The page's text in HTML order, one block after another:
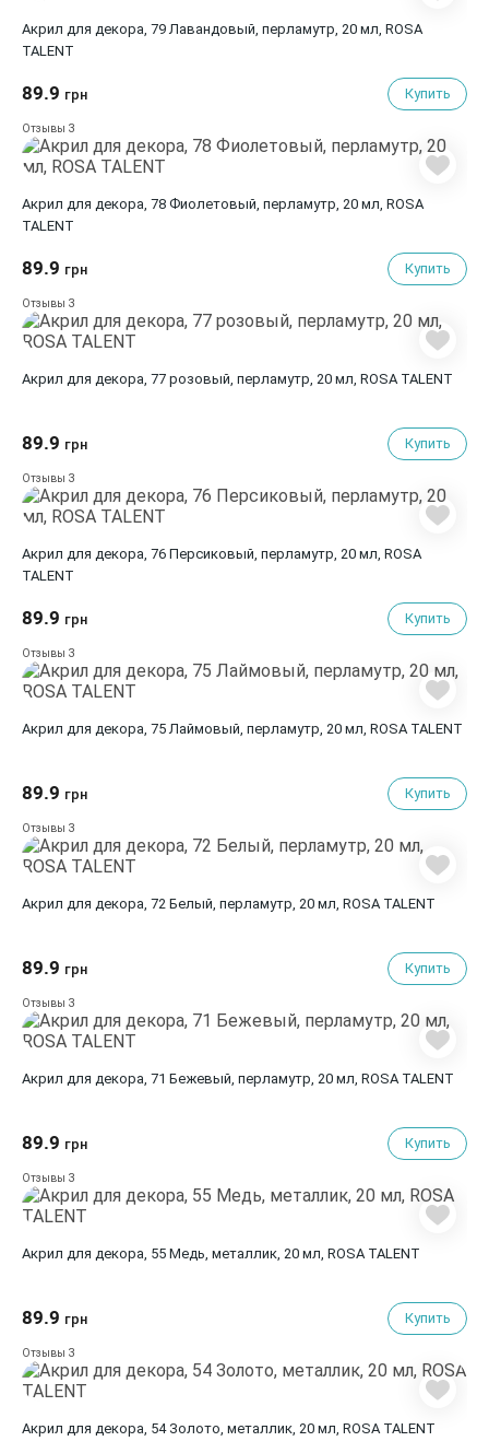
Акрил для декора, 79 Лавандовый, перламутр, 20 мл, ROSA
TALENT
89.9 грн Купить
Отзывы 3
Акрил для декора, 78 Фиолетовый, перламутр, 20 мл, ROSA
TALENT
89.9 грн Купить
Отзывы 3
Акрил для декора, 77 розовый, перламутр, 20 мл, ROSA TALENT
89.9 грн Купить
Отзывы 3
Акрил для декора, 76 Персиковый, перламутр, 20 мл, ROSA
TALENT
89.9 грн Купить
Отзывы 3
Акрил для декора, 75 Лаймовый, перламутр, 20 мл, ROSA TALENT
89.9 грн Купить
Отзывы 3
Акрил для декора, 72 Белый, перламутр, 20 мл, ROSA TALENT
89.9 грн Купить
Отзывы 3
Акрил для декора, 71 Бежевый, перламутр, 20 мл, ROSA TALENT
89.9 грн Купить
Отзывы 3
Акрил для декора, 55 Медь, металлик, 20 мл, ROSA TALENT
89.9 грн Купить
Отзывы 3
Акрил для декора, 54 Золото, металлик, 20 мл, ROSA TALENT